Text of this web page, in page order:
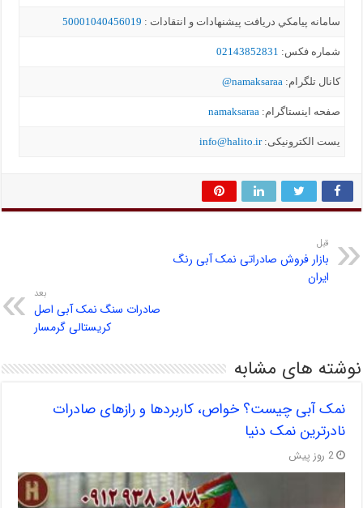
سامانه پيامکي دریافت پیشنهادات و انتقادات : 50001040456019
شماره فکس: 02143852831
کانال تلگرام:namaksaraa@
صفحه اینستاگرام:namaksaraa
یست الکترونیکی:info@halito.ir
قبل
بازار فروش صادراتی نمک آبی رنگ
ایران
بعد
صادرات سنگ نمک آبی اصل
کریستالی گرمسار
نوشته های مشابه
نمک آبی چیست؟ خواص، کاربردها و رازهای صادرات
نادرترین نمک دنیا
2 روز پیش